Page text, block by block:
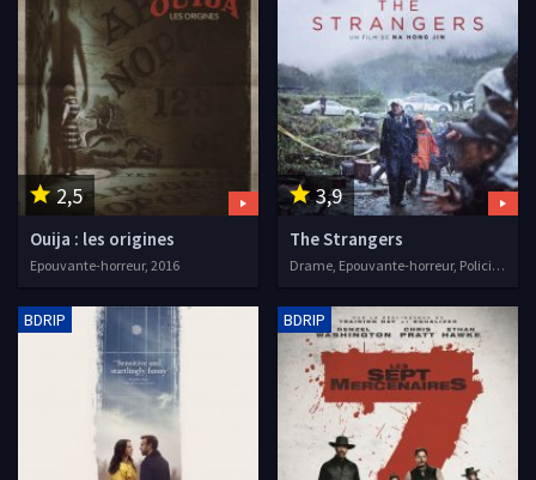
2,5
Ouija : les origines
Epouvante-horreur, 2016
3,9
The Strangers
Drame, Epouvante-horreur, Policier, Thriller, 2016
BDRIP BDRIP